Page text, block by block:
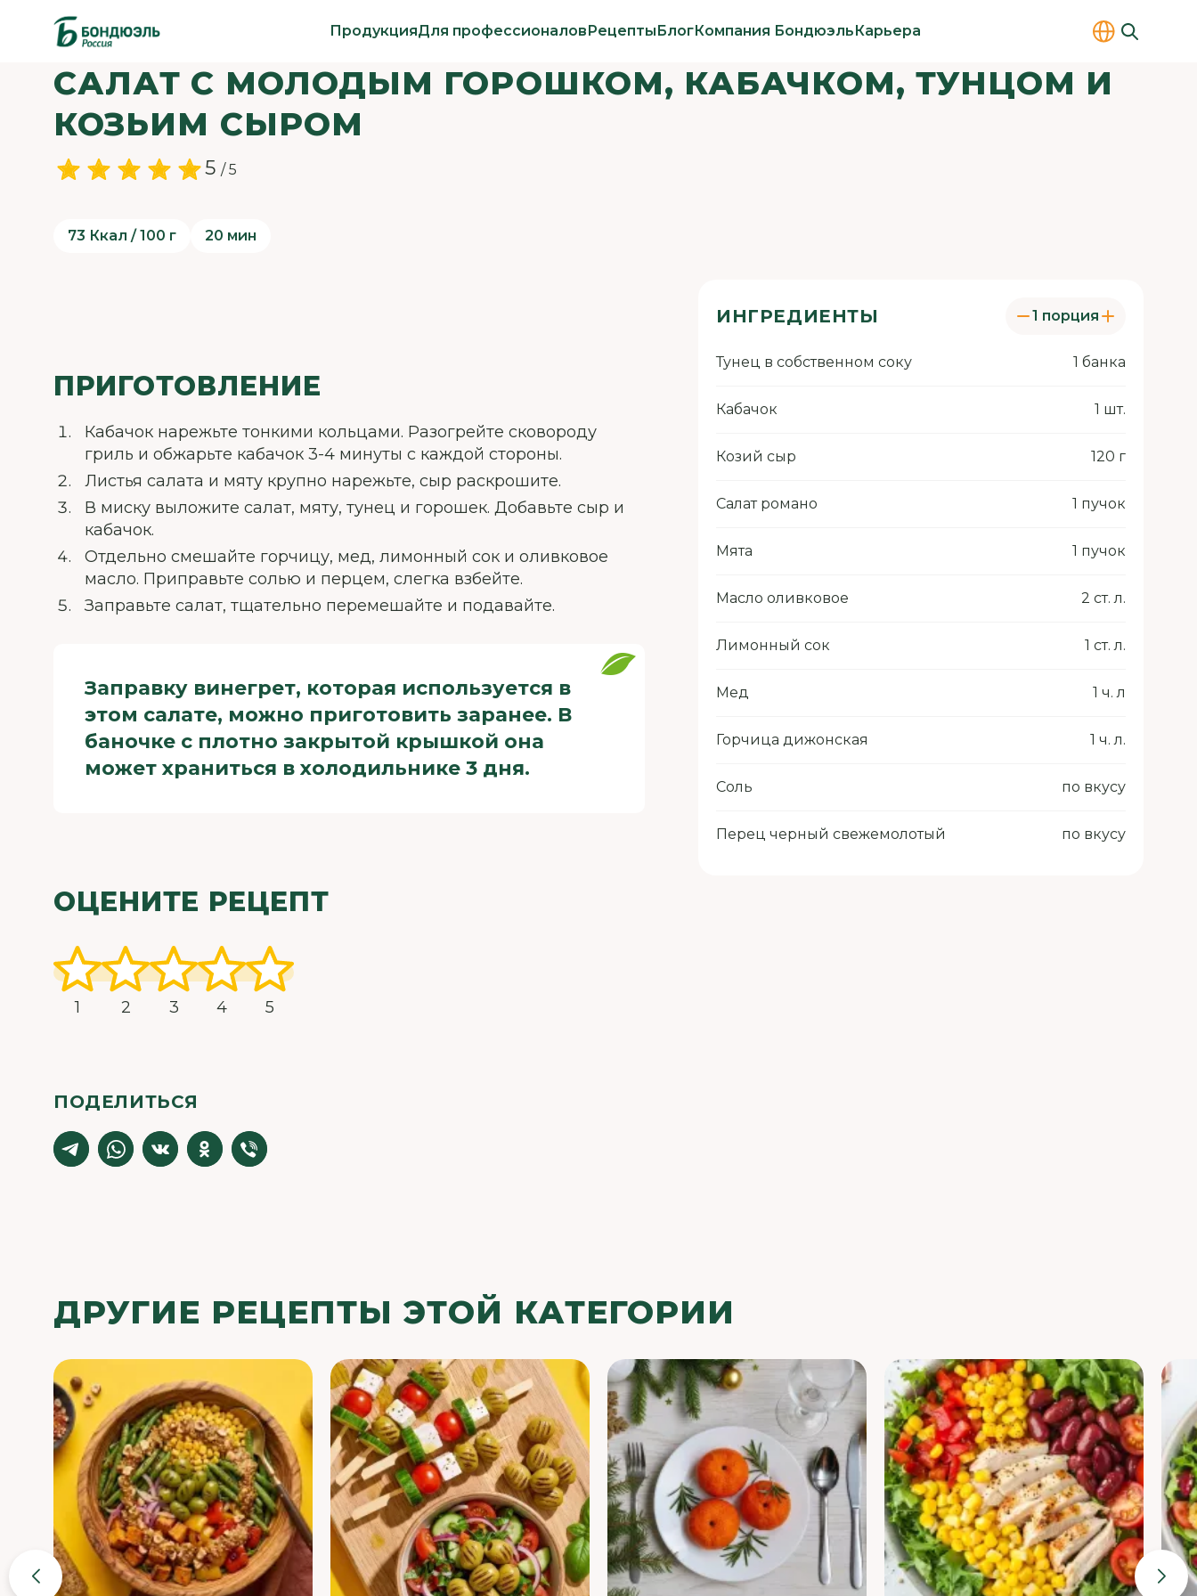
ПродукцияДля профессионаловРецептыБлогКомпания БондюэльКарьера
САЛАТ С МОЛОДЫМ ГОРОШКОМ, КАБАЧКОМ, ТУНЦОМ И
КОЗЬИМ СЫРОМ
5 / 5
73 Ккал / 100 г 20 мин
ИНГРЕДИЕНТЫ 1 порция
Тунец в собственном соку 1 банка
Кабачок 1 шт.
Козий сыр 120 г
Салат романо 1 пучок
Мята 1 пучок
Масло оливковое 2 ст. л.
Лимонный сок 1 ст. л.
Мед 1 ч. л
Горчица дижонская 1 ч. л.
Соль по вкусу
Перец черный свежемолотый по вкусу
ПРИГОТОВЛЕНИЕ
Кабачок нарежьте тонкими кольцами. Разогрейте сковороду
гриль и обжарьте кабачок 3-4 минуты с каждой стороны.
Листья салата и мяту крупно нарежьте, сыр раскрошите.
В миску выложите салат, мяту, тунец и горошек. Добавьте сыр и
кабачок.
Отдельно смешайте горчицу, мед, лимонный сок и оливковое
масло. Приправьте солью и перцем, слегка взбейте.
Заправьте салат, тщательно перемешайте и подавайте.
Заправку винегрет, которая используется в
этом салате, можно приготовить заранее. В
баночке с плотно закрытой крышкой она
может храниться в холодильнике 3 дня.
ОЦЕНИТЕ РЕЦЕПТ
1 2 3 4 5
ПОДЕЛИТЬСЯ
ДРУГИЕ РЕЦЕПТЫ ЭТОЙ КАТЕГОРИИ